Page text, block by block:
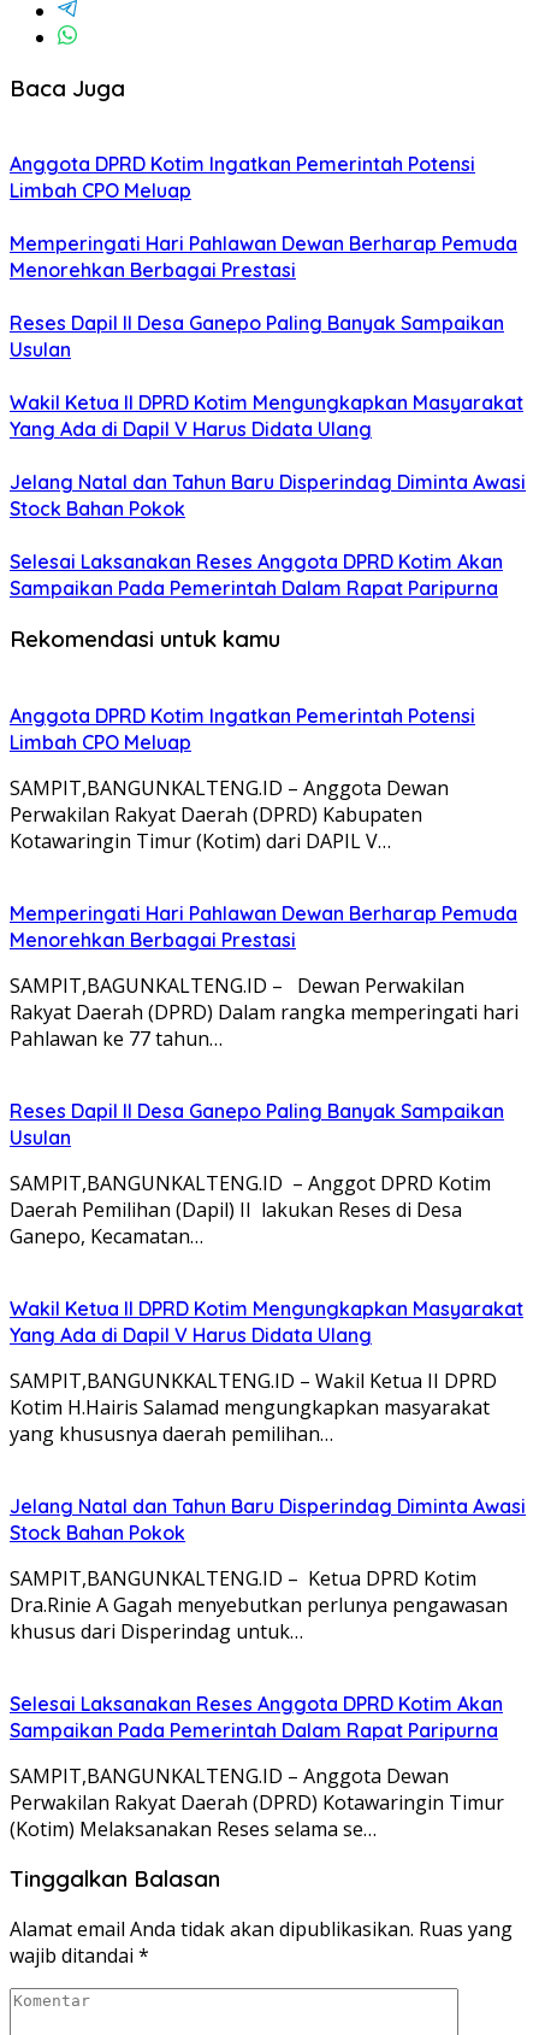
Baca Juga
Anggota DPRD Kotim Ingatkan Pemerintah Potensi
Limbah CPO Meluap
Memperingati Hari Pahlawan Dewan Berharap Pemuda
Menorehkan Berbagai Prestasi
Reses Dapil II Desa Ganepo Paling Banyak Sampaikan
Usulan
Wakil Ketua II DPRD Kotim Mengungkapkan Masyarakat
Yang Ada di Dapil V Harus Didata Ulang
Jelang Natal dan Tahun Baru Disperindag Diminta Awasi
Stock Bahan Pokok
Selesai Laksanakan Reses Anggota DPRD Kotim Akan
Sampaikan Pada Pemerintah Dalam Rapat Paripurna
Rekomendasi untuk kamu
Anggota DPRD Kotim Ingatkan Pemerintah Potensi
Limbah CPO Meluap
SAMPIT,BANGUNKALTENG.ID – Anggota Dewan
Perwakilan Rakyat Daerah (DPRD) Kabupaten
Kotawaringin Timur (Kotim) dari DAPIL V…
Memperingati Hari Pahlawan Dewan Berharap Pemuda
Menorehkan Berbagai Prestasi
SAMPIT,BAGUNKALTENG.ID – Dewan Perwakilan
Rakyat Daerah (DPRD) Dalam rangka memperingati hari
Pahlawan ke 77 tahun…
Reses Dapil II Desa Ganepo Paling Banyak Sampaikan
Usulan
SAMPIT,BANGUNKALTENG.ID – Anggot DPRD Kotim
Daerah Pemilihan (Dapil) II lakukan Reses di Desa
Ganepo, Kecamatan…
Wakil Ketua II DPRD Kotim Mengungkapkan Masyarakat
Yang Ada di Dapil V Harus Didata Ulang
SAMPIT,BANGUNKKALTENG.ID – Wakil Ketua II DPRD
Kotim H.Hairis Salamad mengungkapkan masyarakat
yang khususnya daerah pemilihan…
Jelang Natal dan Tahun Baru Disperindag Diminta Awasi
Stock Bahan Pokok
SAMPIT,BANGUNKALTENG.ID – Ketua DPRD Kotim
Dra.Rinie A Gagah menyebutkan perlunya pengawasan
khusus dari Disperindag untuk…
Selesai Laksanakan Reses Anggota DPRD Kotim Akan
Sampaikan Pada Pemerintah Dalam Rapat Paripurna
SAMPIT,BANGUNKALTENG.ID – Anggota Dewan
Perwakilan Rakyat Daerah (DPRD) Kotawaringin Timur
(Kotim) Melaksanakan Reses selama se…
Tinggalkan Balasan
Alamat email Anda tidak akan dipublikasikan. Ruas yang
wajib ditandai *